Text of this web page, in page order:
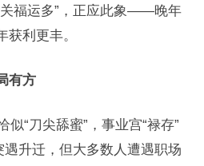
关福运多”，正应此象——晚年
获利更丰。
有方
似“刀尖舔蜜”，事业宫“禄存”
遇升迁，但大多数人遭遇职场